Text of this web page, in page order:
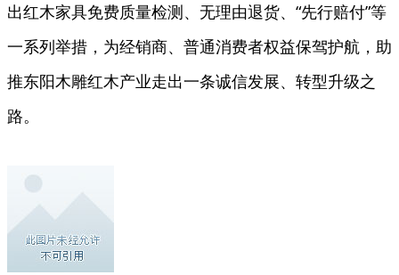
出红木家具免费质量检测、无理由退货、“先行赔付”等
一系列举措，为经销商、普通消费者权益保驾护航，助
推东阳木雕红木产业走出一条诚信发展、转型升级之
路。